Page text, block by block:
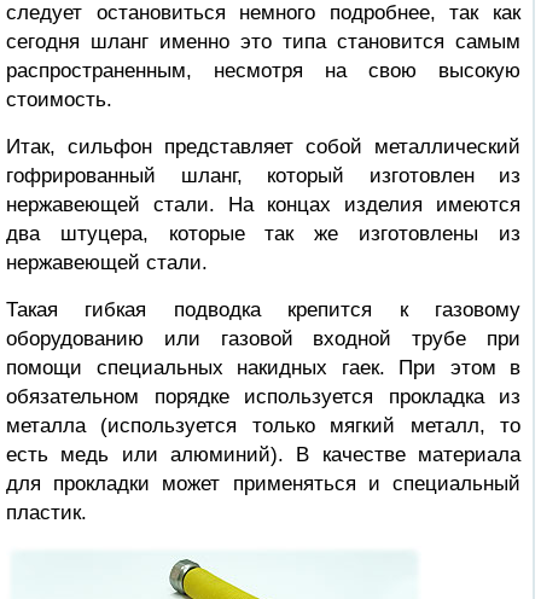
следует остановиться немного подробнее, так как
сегодня шланг именно это типа становится самым
распространенным, несмотря на свою высокую
стоимость.
Итак, сильфон представляет собой металлический
гофрированный шланг, который изготовлен из
нержавеющей стали. На концах изделия имеются
два штуцера, которые так же изготовлены из
нержавеющей стали.
Такая гибкая подводка крепится к газовому
оборудованию или газовой входной трубе при
помощи специальных накидных гаек. При этом в
обязательном порядке используется прокладка из
металла (используется только мягкий металл, то
есть медь или алюминий). В качестве материала
для прокладки может применяться и специальный
пластик.